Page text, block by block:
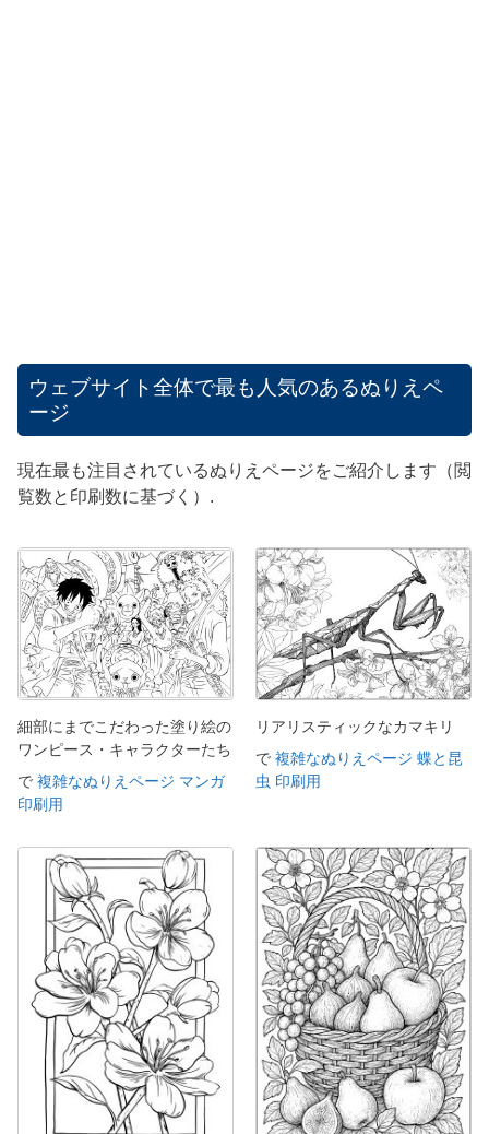
ウェブサイト全体で最も人気のあるぬりえペ
ージ
現在最も注目されているぬりえページをご紹介します（閲
覧数と印刷数に基づく）.
細部にまでこだわった塗り絵の
ワンピース・キャラクターたち
で 複雑なぬりえページ マンガ
印刷用
リアリスティックなカマキリ
で 複雑なぬりえページ 蝶と昆
虫 印刷用